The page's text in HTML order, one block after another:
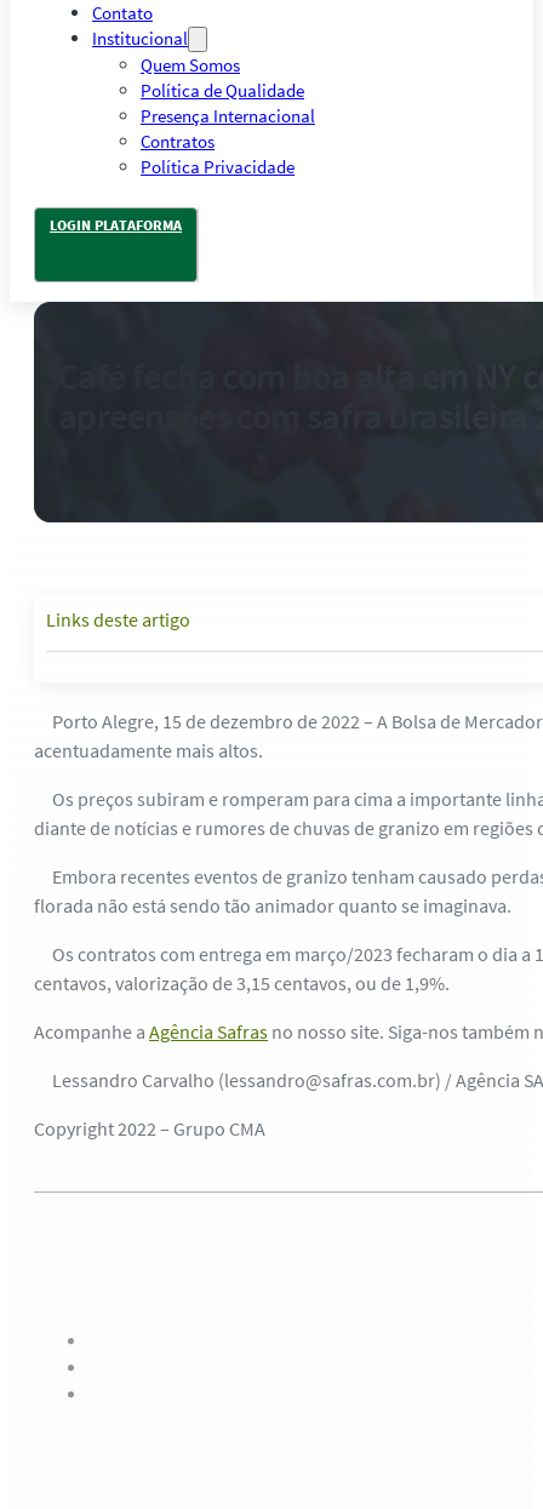
Contato
Institucional
Quem Somos
Política de Qualidade
Presença Internacional
Contratos
Política Privacidade
LOGIN PLATAFORMA
Links deste artigo
Porto Alegre, 15 de dezembro de 2022 – A Bolsa de
acentuadamente mais altos.
Os preços subiram e romperam para cima a importante
diante de notícias e rumores de chuvas de granizo em
Embora recentes eventos de granizo tenham causado
florada não está sendo tão animador quanto se imaginava.
Os contratos com entrega em março/2023 fecharam o dia a
centavos, valorização de 3,15 centavos, ou de 1,9%.
Acompanhe a Agência Safras no nosso site. Siga-nos também
Lessandro Carvalho (lessandro@safras.com.br) / Agência
Copyright 2022 – Grupo CMA